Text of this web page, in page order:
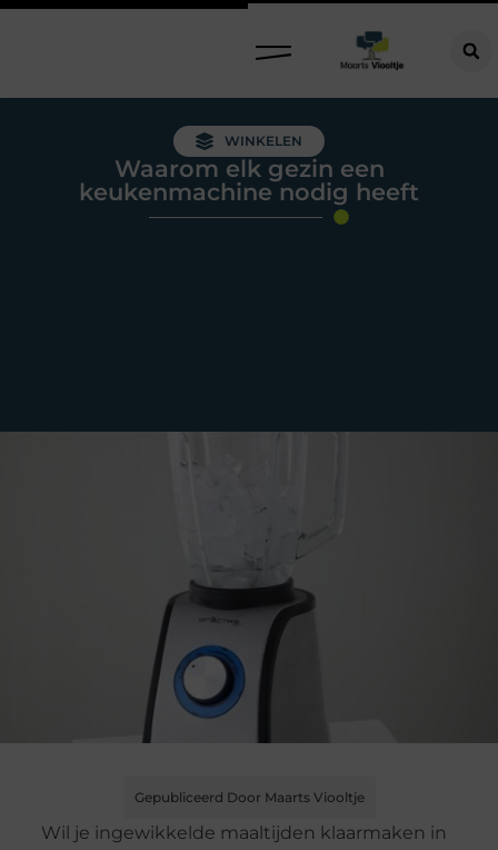
WINKELEN
Waarom elk gezin een
keukenmachine nodig heeft
Gepubliceerd Door Maarts Viooltje
Wil je ingewikkelde maaltijden klaarmaken in